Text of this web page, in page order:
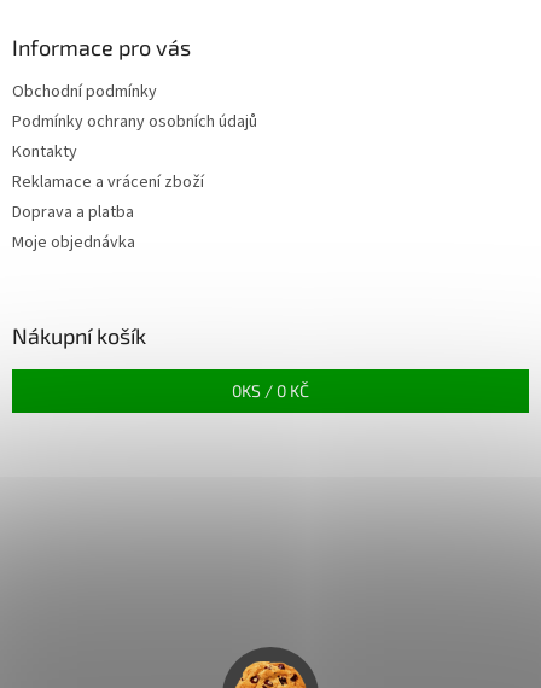
Informace pro vás
Obchodní podmínky
Podmínky ochrany osobních údajů
Kontakty
Reklamace a vrácení zboží
Doprava a platba
Moje objednávka
Nákupní košík
0KS / 0 KČ